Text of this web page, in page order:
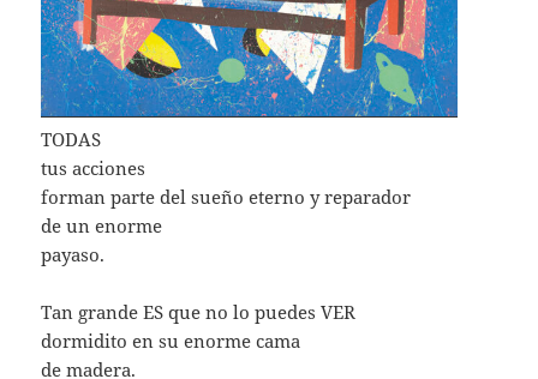
TODAS
tus acciones
forman parte del sueño eterno y reparador
de un enorme
payaso.
Tan grande ES que no lo puedes VER
dormidito en su enorme cama
de madera.